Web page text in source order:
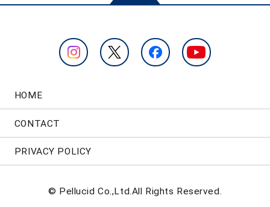
HOME
CONTACT
PRIVACY POLICY
© Pellucid Co.,Ltd.All Rights Reserved.